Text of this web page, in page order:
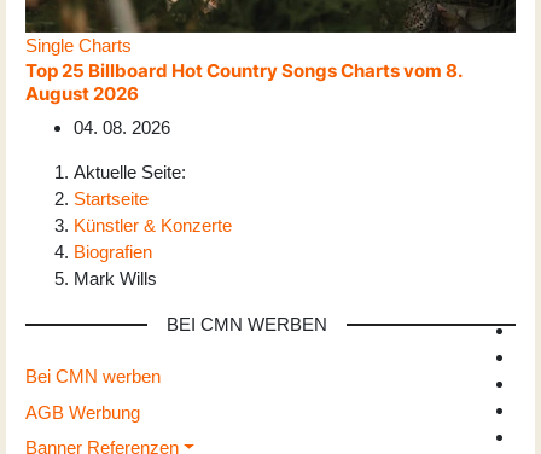
Single Charts
Top 25 Billboard Hot Country Songs Charts vom 8.
August 2026
04. 08. 2026
Aktuelle Seite:
Startseite
Künstler & Konzerte
Biografien
Mark Wills
BEI CMN WERBEN
Bei CMN werben
AGB Werbung
Banner Referenzen